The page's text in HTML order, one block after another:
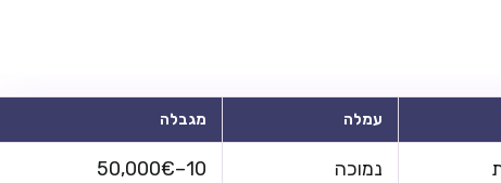
עמלה מגבלה
נמוכה 10–50,000€